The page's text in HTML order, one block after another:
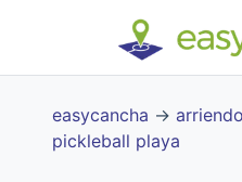
easycancha → arriendo
pickleball playa